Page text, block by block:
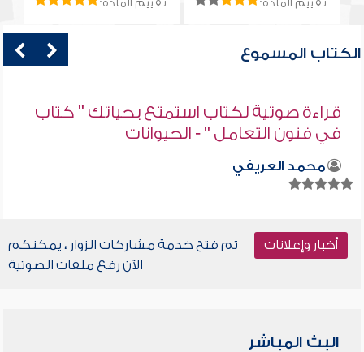
تقييم المادة: تقييم المادة:
الكتاب المسموع
قراءة صوتية لكتاب استمتع بحياتك " كتاب
في فنون التعامل " - الحيوانات
محمد العريفي
أخبار وإعلانات
تم فتح خدمة مشاركات الزوار ، يمكنكم
الآن رفع ملفات الصوتية
البث المباشر